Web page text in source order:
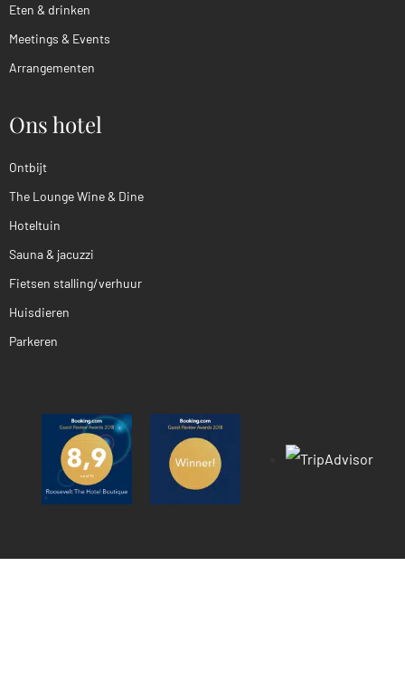
Eten & drinken
Meetings & Events
Arrangementen
Ons hotel
Ontbijt
The Lounge Wine & Dine
Hoteltuin
Sauna & jacuzzi
Fietsen stalling/verhuur
Huisdieren
Parkeren